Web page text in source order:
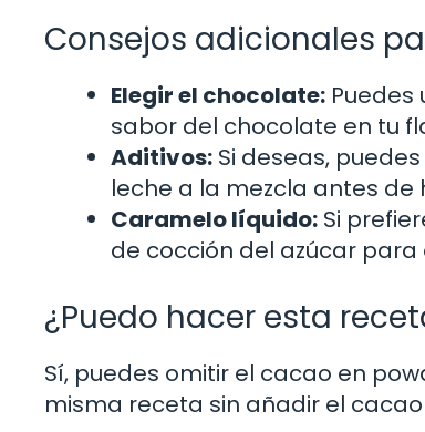
Consejos adicionales
Elegir el chocolate:
sabor del chocolate en tu
Aditivos: Si deseas,
leche a la mezcla antes
Caramelo líquido: Si
de cocción del azúcar
¿Puedo hacer esta
Sí, puedes omitir el cacao en
misma receta sin añadir el